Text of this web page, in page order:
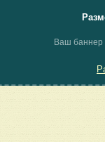
Ваш баннер